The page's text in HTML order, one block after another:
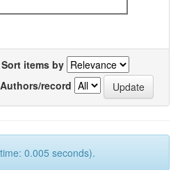
Sort items by
Authors/record
0.005 seconds).